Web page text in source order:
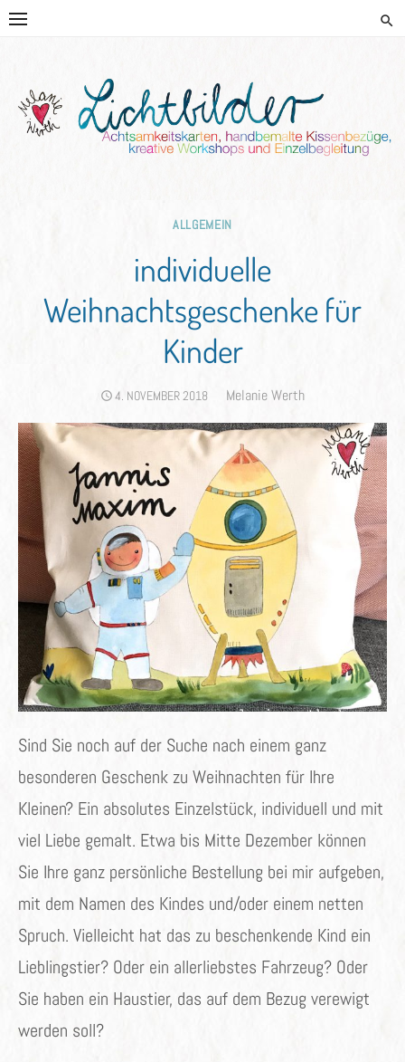
Skip
HANDGEMALTE KISSEN UND
KREATIVE BEGLEITUNG
ALLGEMEIN
individuelle
Weihnachtsgeschenke für
Kinder
POSTED
4. NOVEMBER 2018 Author
Melanie Werth
Sind Sie noch auf der Suche nach einem ganz
besonderen Geschenk zu Weihnachten für Ihre
Kleinen? Ein absolutes Einzelstück, individuell und mit
viel Liebe gemalt. Etwa bis Mitte Dezember können
Sie Ihre ganz persönliche Bestellung bei mir aufgeben,
mit dem Namen des Kindes und/oder einem netten
Spruch. Vielleicht hat das zu beschenkende Kind ein
Lieblingstier? Oder ein allerliebstes Fahrzeug? Oder
Sie haben ein Haustier, das auf dem Bezug verewigt
werden soll?